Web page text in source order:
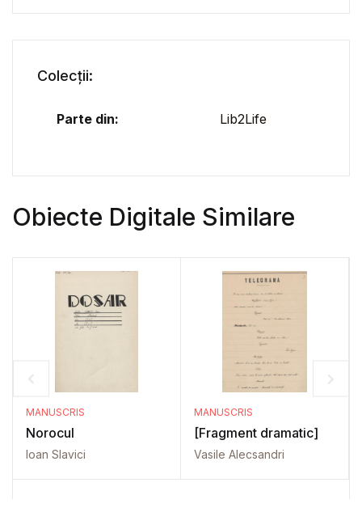
Colecții:
Parte din: Lib2Life
Obiecte Digitale Similare
MANUSCRIS
Norocul
Ioan Slavici
MANUSCRIS
[Fragment dramatic]
Vasile Alecsandri